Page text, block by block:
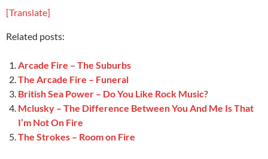
[Translate]
Related posts:
Arcade Fire – The Suburbs
The Arcade Fire – Funeral
British Sea Power – Do You Like Rock Music?
Mclusky – The Difference Between You And Me Is That
I’m Not On Fire
The Strokes – Room on Fire